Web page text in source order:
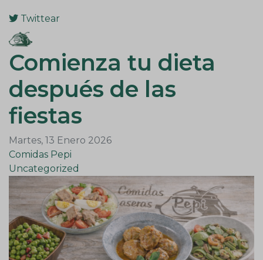
Twittear
pinterest
Comienza tu dieta
después de las
fiestas
Martes, 13 Enero 2026
Comidas Pepi
Uncategorized